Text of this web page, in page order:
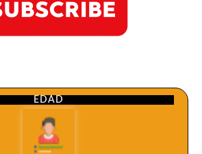
EDAD